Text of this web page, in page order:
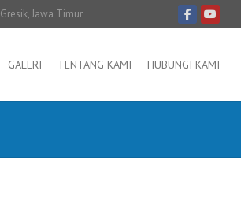
Jawa Timur
GALERI TENTANG KAMI HUBUNGI KAMI